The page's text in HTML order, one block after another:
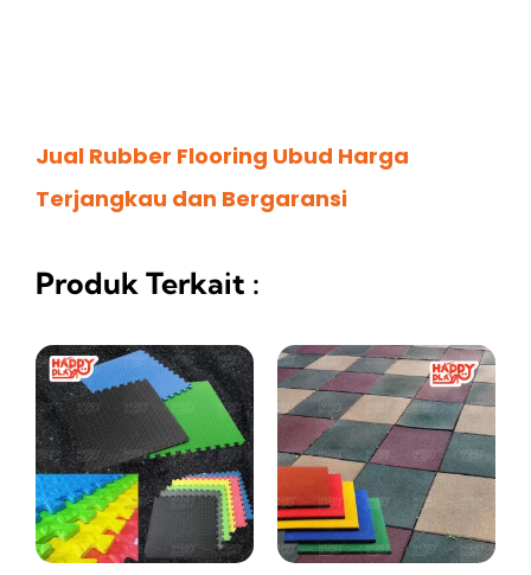
Jual Rubber Flooring Ubud Harga
Terjangkau dan Bergaransi
Produk Terkait :